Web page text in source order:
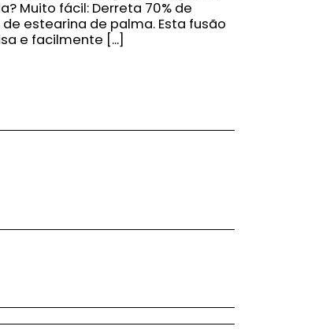
Muito fácil: Derreta 70% de
estearina de palma. Esta fusão
e facilmente [...]